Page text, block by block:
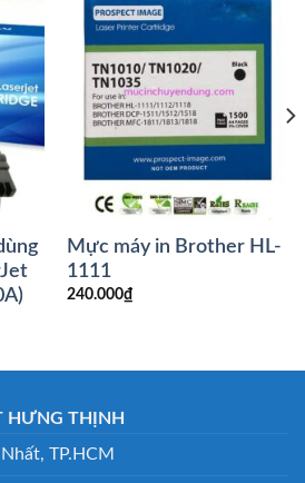
Mực máy in Brother HL-
1111
240.000₫
HƯNG THỊNH
TP.HCM